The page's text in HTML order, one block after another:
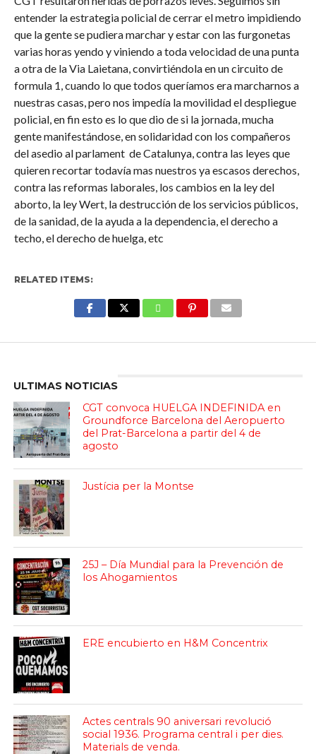
entender la estrategia policial de cerrar el metro impidiendo
que la gente se pudiera marchar y estar con las furgonetas
varias horas yendo y viniendo a toda velocidad de una punta
a otra de la Via Laietana, convirtiéndola en un circuito de
formula 1, cuando lo que todos queríamos era marcharnos a
nuestras casas, pero nos impedía la movilidad el despliegue
policial, en fin esto es lo que dio de si la jornada, mucha
gente manifestándose, en solidaridad con los compañeros
del asedio al parlament de Catalunya, contra las leyes que
quieren recortar todavía mas nuestros ya escasos derechos,
contra las reformas laborales, los cambios en la ley del
aborto, la ley Wert, la destrucción de los servicios públicos,
de la sanidad, de la ayuda a la dependencia, el derecho a
techo, el derecho de huelga, etc
RELATED ITEMS:
ULTIMAS NOTICIAS
CGT convoca HUELGA INDEFINIDA en
Groundforce Barcelona del Aeropuerto
del Prat-Barcelona a partir del 4 de
agosto
Justícia per la Montse
25J – Día Mundial para la Prevención de
los Ahogamientos
ERE encubierto en H&M Concentrix
Actes centrals 90 aniversari revolució
social 1936. Programa central i per dies.
Materials de venda.